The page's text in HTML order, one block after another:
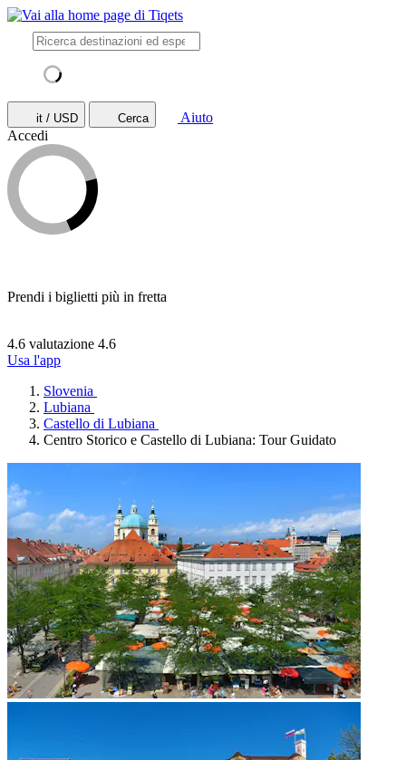
it / USD Cerca
Aiuto
Accedi
Prendi i biglietti più in fretta
4.6 valutazione 4.6
Usa l'app
Slovenia
Lubiana
Castello di Lubiana
Centro Storico e Castello di Lubiana: Tour Guidato